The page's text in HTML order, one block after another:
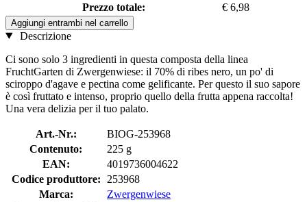
Prezzo totale:
€ 6,98
Aggiungi entrambi nel carrello
Descrizione
Ci sono solo 3 ingredienti in questa composta della linea
FruchtGarten di Zwergenwiese: il 70% di ribes nero, un po' di
sciroppo d'agave e pectina come gelificante. Per questo il suo sapore
è così fruttato e intenso, proprio quello della frutta appena raccolta!
Una vera delizia per il tuo palato.
Art.-Nr.:
BIOG-253968
Contenuto:
225 g
EAN:
4019736004622
Codice produttore:
253968
Marca:
Zwergenwiese